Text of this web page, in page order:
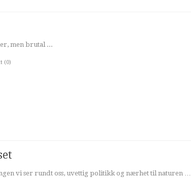
men brutal ...
(0)
vi ser rundt oss, uvettig politikk og nærhet til naturen …